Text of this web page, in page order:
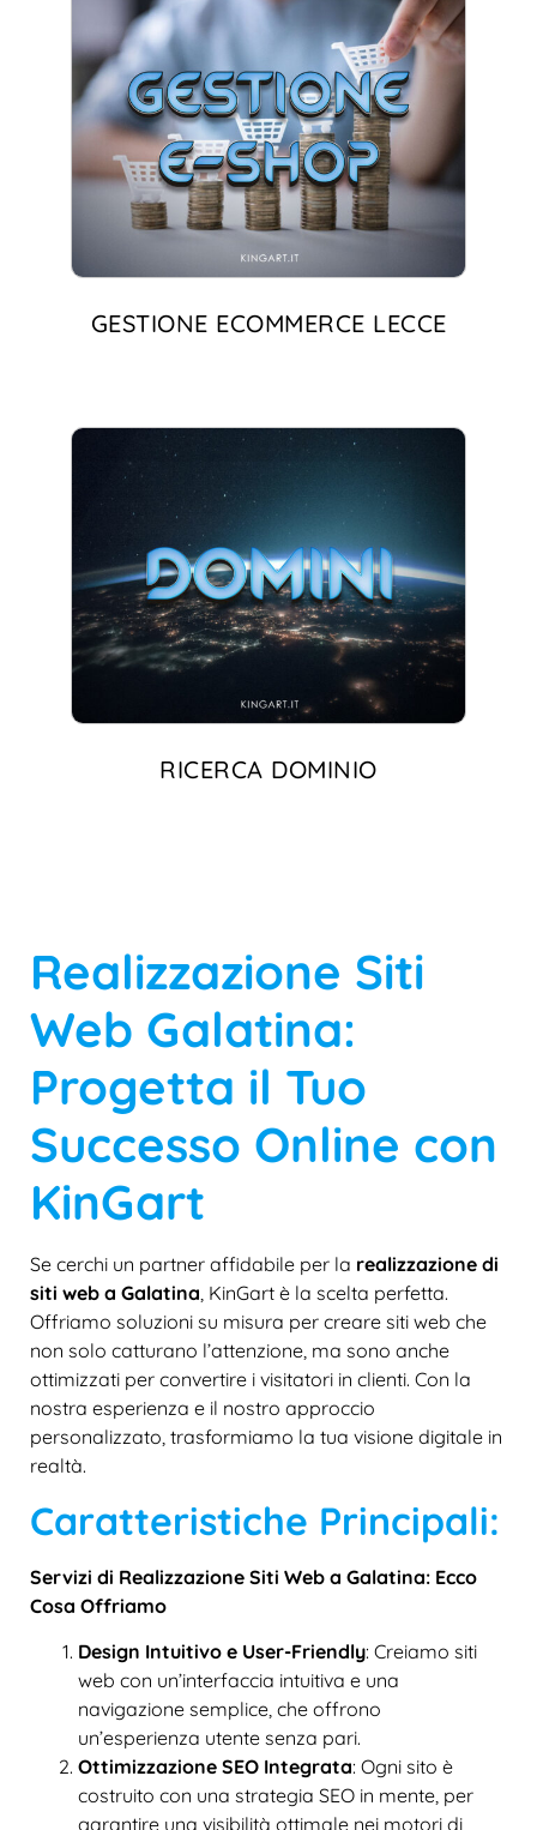
GESTIONE ECOMMERCE LECCE
RICERCA DOMINIO
Realizzazione Siti
Web Galatina:
Progetta il Tuo
Successo Online con
KinGart
Se cerchi un partner affidabile per la realizzazione di
siti web a Galatina, KinGart è la scelta perfetta.
Offriamo soluzioni su misura per creare siti web che
non solo catturano l’attenzione, ma sono anche
ottimizzati per convertire i visitatori in clienti. Con la
nostra esperienza e il nostro approccio
personalizzato, trasformiamo la tua visione digitale in
realtà.
Caratteristiche Principali:
Servizi di Realizzazione Siti Web a Galatina: Ecco
Cosa Offriamo
Design Intuitivo e User-Friendly: Creiamo siti
web con un’interfaccia intuitiva e una
navigazione semplice, che offrono
un’esperienza utente senza pari.
Ottimizzazione SEO Integrata: Ogni sito è
costruito con una strategia SEO in mente, per
garantire una visibilità ottimale nei motori di